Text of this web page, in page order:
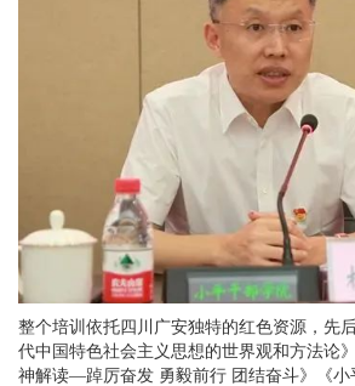
整个培训依托四川广安独特的红色资源，先
代中国特色社会主义思想的世界观和方法论
神解读—踔厉奋发 勇毅前行 团结奋斗》《小